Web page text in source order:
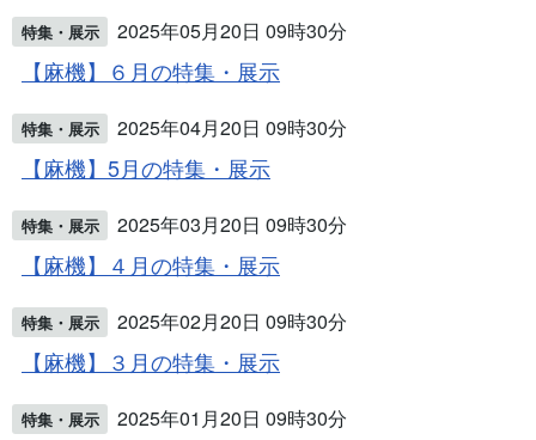
特集・展示 2025年05月20日 09時30分
【麻機】６月の特集・展示
特集・展示 2025年04月20日 09時30分
【麻機】5月の特集・展示
特集・展示 2025年03月20日 09時30分
【麻機】４月の特集・展示
特集・展示 2025年02月20日 09時30分
【麻機】３月の特集・展示
特集・展示 2025年01月20日 09時30分